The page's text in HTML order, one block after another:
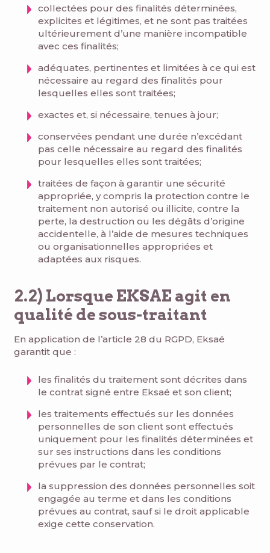
collectées pour des finalités déterminées,
explicites et légitimes, et ne sont pas traitées
ultérieurement d’une manière incompatible
avec ces finalités;
adéquates, pertinentes et limitées à ce qui est
nécessaire au regard des finalités pour
lesquelles elles sont traitées;
exactes et, si nécessaire, tenues à jour;
conservées pendant une durée n’excédant
pas celle nécessaire au regard des finalités
pour lesquelles elles sont traitées;
traitées de façon à garantir une sécurité
appropriée, y compris la protection contre le
traitement non autorisé ou illicite, contre la
perte, la destruction ou les dégâts d’origine
accidentelle, à l’aide de mesures techniques
ou organisationnelles appropriées et
adaptées aux risques.
2.2) Lorsque EKSAE agit en
qualité de sous-traitant
En application de l’article 28 du RGPD, Eksaé
garantit que :
les finalités du traitement sont décrites dans
le contrat signé entre Eksaé et son client;
les traitements effectués sur les données
personnelles de son client sont effectués
uniquement pour les finalités déterminées et
sur ses instructions dans les conditions
prévues par le contrat;
la suppression des données personnelles soit
engagée au terme et dans les conditions
prévues au contrat, sauf si le droit applicable
exige cette conservation.